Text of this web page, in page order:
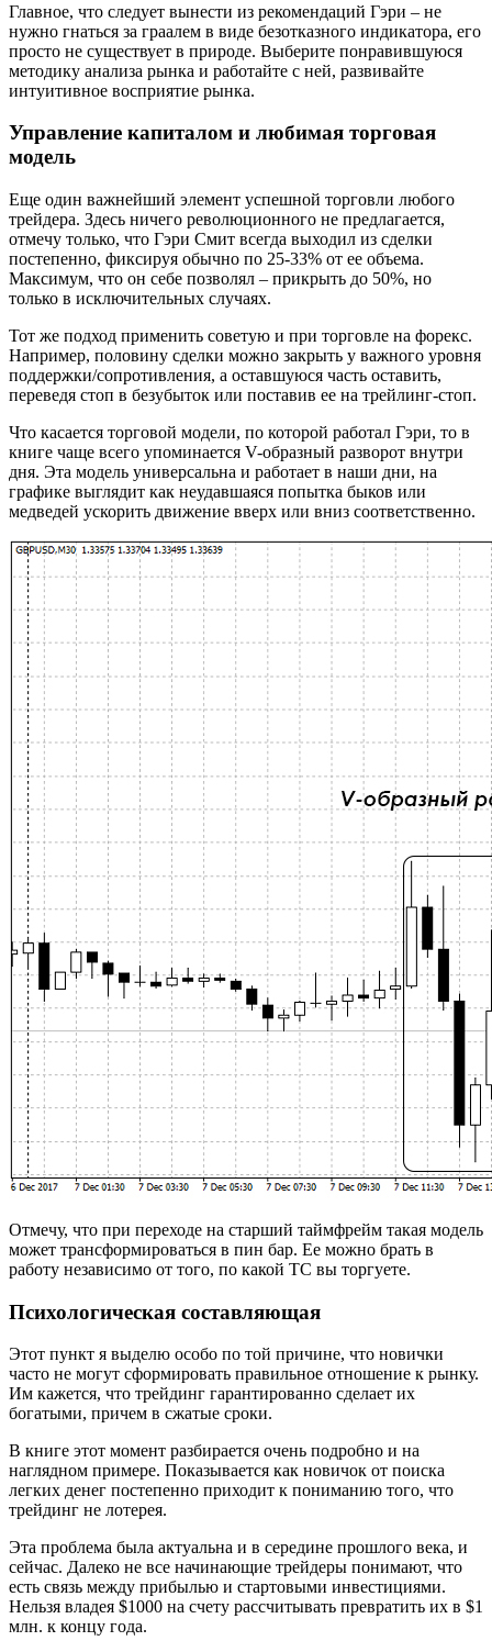
Главное, что следует вынести из рекомендаций Гэри – не
нужно гнаться за граалем в виде безотказного индикатора, его
просто не существует в природе. Выберите понравившуюся
методику анализа рынка и работайте с ней, развивайте
интуитивное восприятие рынка.
Управление капиталом и любимая торговая
модель
Еще один важнейший элемент успешной торговли любого
трейдера. Здесь ничего революционного не предлагается,
отмечу только, что Гэри Смит всегда выходил из сделки
постепенно, фиксируя обычно по 25-33% от ее объема.
Максимум, что он себе позволял – прикрыть до 50%, но
только в исключительных случаях.
Тот же подход применить советую и при торговле на форекс.
Например, половину сделки можно закрыть у важного уровня
поддержки/сопротивления, а оставшуюся часть оставить,
переведя стоп в безубыток или поставив ее на трейлинг-стоп.
Что касается торговой модели, по которой работал Гэри, то в
книге чаще всего упоминается V-образный разворот внутри
дня. Эта модель универсальна и работает в наши дни, на
графике выглядит как неудавшаяся попытка быков или
медведей ускорить движение вверх или вниз соответственно.
Отмечу, что при переходе на старший таймфрейм такая модель
может трансформироваться в пин бар. Ее можно брать в
работу независимо от того, по какой ТС вы торгуете.
Психологическая составляющая
Этот пункт я выделю особо по той причине, что новички
часто не могут сформировать правильное отношение к рынку.
Им кажется, что трейдинг гарантированно сделает их
богатыми, причем в сжатые сроки.
В книге этот момент разбирается очень подробно и на
наглядном примере. Показывается как новичок от поиска
легких денег постепенно приходит к пониманию того, что
трейдинг не лотерея.
Эта проблема была актуальна и в середине прошлого века, и
сейчас. Далеко не все начинающие трейдеры понимают, что
есть связь между прибылью и стартовыми инвестициями.
Нельзя владея $1000 на счету рассчитывать превратить их в $1
млн. к концу года.